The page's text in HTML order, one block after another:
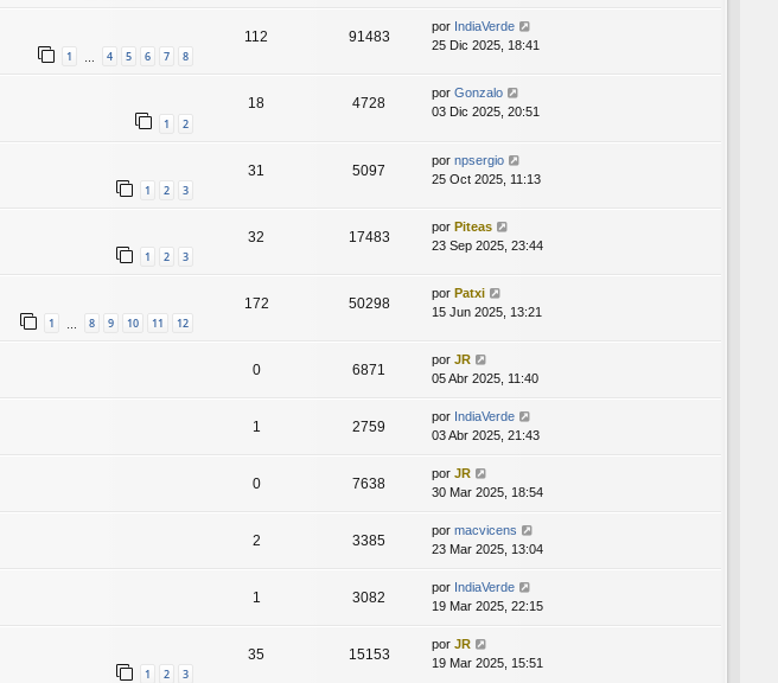
1 … 4 5 6 7 8
112 91483
por IndiaVerde
25 Dic 2025, 18:41
1 2
18 4728
por Gonzalo
03 Dic 2025, 20:51
1 2 3
31 5097
por npsergio
25 Oct 2025, 11:13
1 2 3
32 17483
por Piteas
23 Sep 2025, 23:44
1 8 9 10 11 12
172 50298
por Patxi
15 Jun 2025, 13:21
0 6871
por JR
05 Abr 2025, 11:40
1 2759
por IndiaVerde
03 Abr 2025, 21:43
0 7638
por JR
30 Mar 2025, 18:54
2 3385
por macvicens
23 Mar 2025, 13:04
1 3082
por IndiaVerde
19 Mar 2025, 22:15
1 2 3
35 15153
por JR
19 Mar 2025, 15:51